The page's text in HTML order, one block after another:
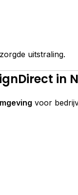
uitstraling.
in
voor